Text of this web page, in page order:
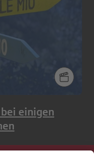
einigen